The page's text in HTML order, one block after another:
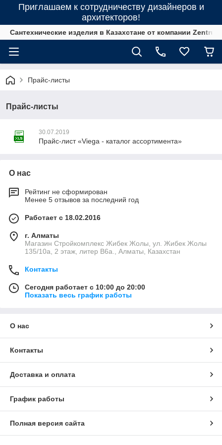
Приглашаем к сотрудничеству дизайнеров и
архитекторов!
Сантехнические изделия в Казахстане от компании Zentrum
Прайс-листы
Прайс-листы
30.07.2019
Прайс-лист «Viega - каталог ассортимента»
О нас
Рейтинг не сформирован
Менее 5 отзывов за последний год
Работает с 18.02.2016
г. Алматы
Магазин Стройкомплекс Жибек Жолы, ул. Жибек Жолы
135/10а, 2 этаж, литер В6а., Алматы, Казахстан
Контакты
Сегодня работает с 10:00 до 20:00
Показать весь график работы
О нас
Контакты
Доставка и оплата
График работы
Полная версия сайта